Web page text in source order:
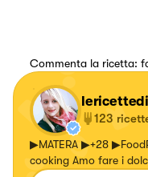
Commenta la ricetta:
123
▶MATERA ▶+28
cooking Amo fare i